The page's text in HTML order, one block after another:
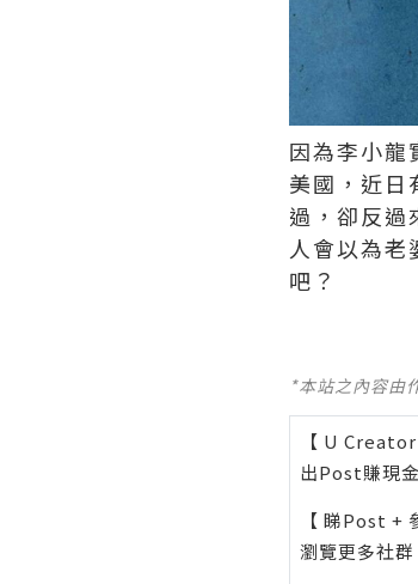
因為李小
美國，近日
過，卻反過
人會以為
吧？
*本站之內容由
【 U Creator
出Post賺現
【 睇Post +
瀏覽更多社群